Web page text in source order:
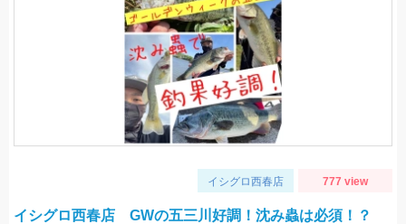
イシグロ西春店 777 view
イシグロ西春店 GWの五三川好調！沈み蟲は必須！？